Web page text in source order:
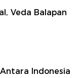
Veda Balapan
Indonesia